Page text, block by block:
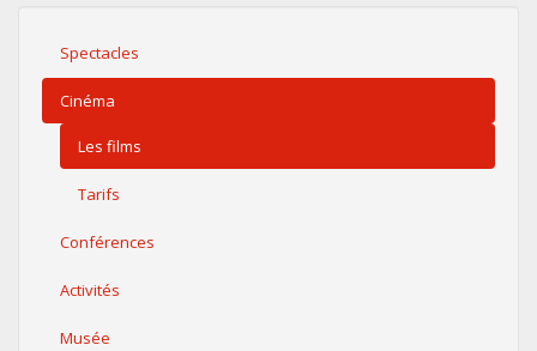
Spectacles
Cinéma
Les films
Tarifs
Conférences
Activités
Musée